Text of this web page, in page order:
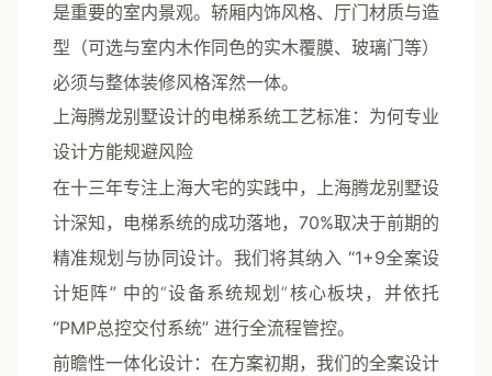
是重要的室内景观。轿厢内饰风格、厅门材质与造
型（可选与室内木作同色的实木覆膜、玻璃门等）
必须与整体装修风格浑然一体。
上海腾龙别墅设计的电梯系统工艺标准：为何专业
设计方能规避风险
在十三年专注上海大宅的实践中，上海腾龙别墅设
计深知，电梯系统的成功落地， 70%取决于前期的
精准规划与协同设计。我们将其纳入 “1+9全案设
计矩阵”中的“设备系统规划”核心板块，并依托
“PMP总控交付系统” 进行全流程管控。
前瞻性一体化设计：在方案初期，我们的全案设计